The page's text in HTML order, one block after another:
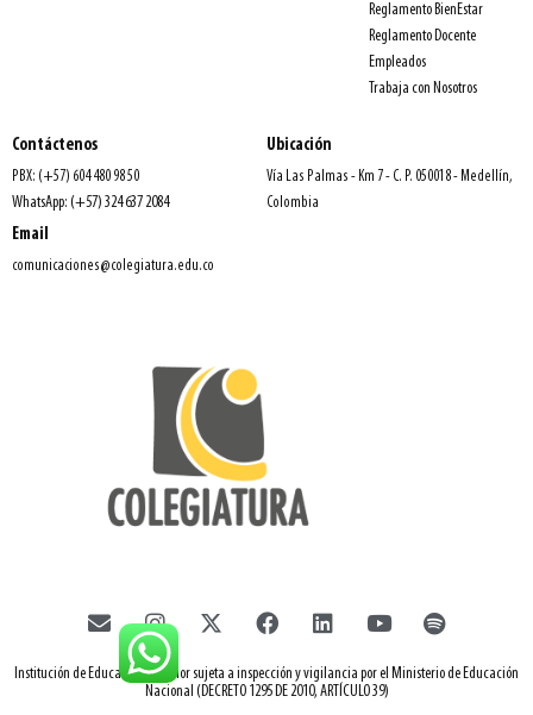
Reglamento BienEstar
Reglamento Docente
Empleados
Trabaja con Nosotros
Contáctenos
PBX: (+57) 604 480 98 50
WhatsApp: (+57) 324 637 2084
Email
comunicaciones@colegiatura.edu.co
Ubicación
Vía Las Palmas - Km 7 - C. P. 050018 - Medellín,
Colombia
Institución de Educación Superior sujeta a inspección y vigilancia por el Ministerio de Educación
Nacional (DECRETO 1295 DE 2010, ARTÍCULO 39)